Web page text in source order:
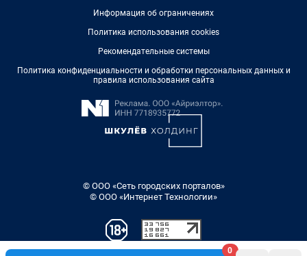
0
Информация об ограничениях
Политика использования cookies
Рекомендательные системы
Политика конфиденциальности и обработки персональных данных и
правила использования сайта
© ООО «Сеть городских порталов»
© ООО «Интернет Технологии»